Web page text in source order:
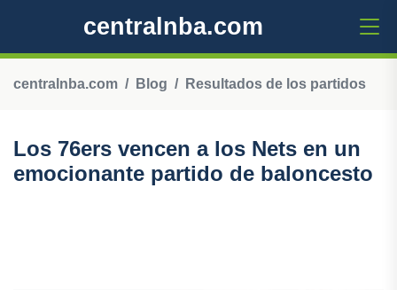
centralnba.com
centralnba.com Blog Resultados de los partidos
Los 76ers vencen a los Nets en un
emocionante partido de baloncesto